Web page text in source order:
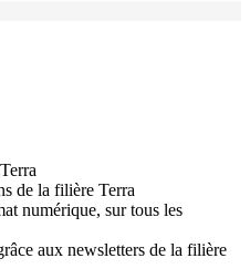
de la filière Terra
numérique, sur tous les
aux newsletters de la filière